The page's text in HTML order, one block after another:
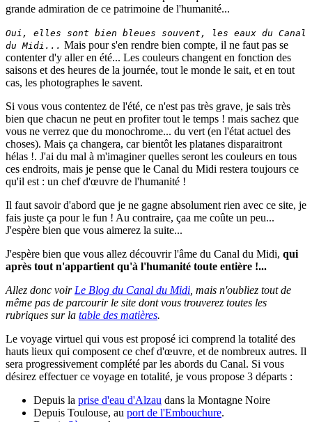
grande admiration de ce patrimoine de l'humanité...
Oui, elles sont bien bleues souvent, les eaux du Canal
du Midi... Mais pour s'en rendre bien compte, il ne faut pas se
contenter d'y aller en été... Les couleurs changent en fonction des
saisons et des heures de la journée, tout le monde le sait, et en tout
cas, les photographes le savent.
Si vous vous contentez de l'été, ce n'est pas très grave, je sais très
bien que chacun ne peut en profiter tout le temps ! mais sachez que
vous ne verrez que du monochrome... du vert (en l'état actuel des
choses). Mais ça changera, car bientôt les platanes disparaitront
hélas !. J'ai du mal à m'imaginer quelles seront les couleurs en tous
ces endroits, mais je pense que le Canal du Midi restera toujours ce
qu'il est : un chef d'œuvre de l'humanité !
Il faut savoir d'abord que je ne gagne absolument rien avec ce site, je
fais juste ça pour le fun ! Au contraire, çaa me coûte un peu...
J'espère bien que vous aimerez la suite...
J'espère bien que vous allez découvrir l'âme du Canal du Midi, qui
après tout n'appartient qu'à l'humanité toute entière !...
Allez donc voir Le Blog du Canal du Midi , mais n'oubliez tout de
même pas de parcourir le site dont vous trouverez toutes les
rubriques sur la table des matières.
Le voyage virtuel qui vous est proposé ici comprend la totalité des
hauts lieux qui composent ce chef d'œuvre, et de nombreux autres. Il
sera progressivement complété par les abords du Canal. Si vous
désirez effectuer ce voyage en totalité, je vous propose 3 départs :
Depuis la prise d'eau d'Alzau dans la Montagne Noire
Depuis Toulouse, au port de l'Embouchure.